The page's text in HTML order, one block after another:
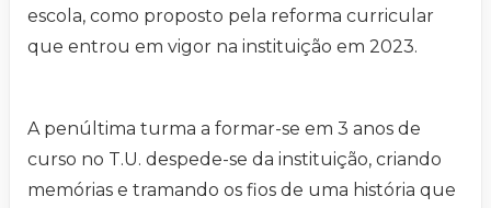
escola, como proposto pela reforma curricular
que entrou em vigor na instituição em 2023.
A penúltima turma a formar-se em 3 anos de
curso no T.U. despede-se da instituição, criando
memórias e tramando os fios de uma história que